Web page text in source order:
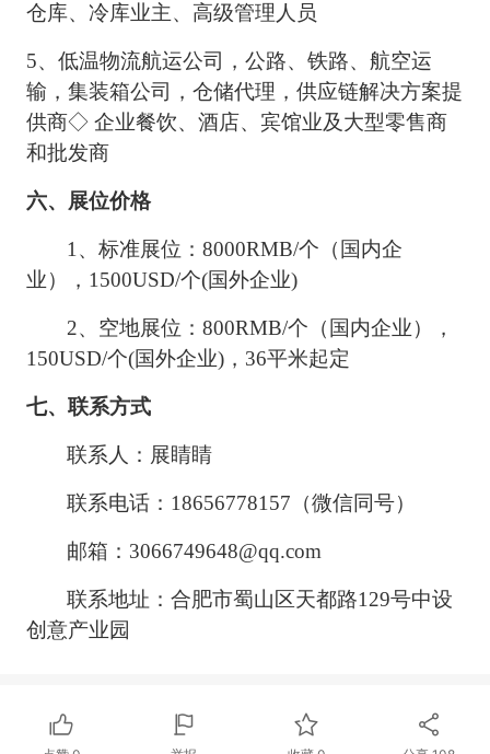
仓库、冷库业主、高级管理人员
5、 低温物流航运公司，公路、铁路、航空运
输，集装箱公司，仓储代理，供应链解决方案提
供商◇ 企业餐饮、酒店、宾馆业及大型零售商
和批发商
六、展位价格
1、标准展位：8000RMB/个（国内企
业），1500USD/个(国外企业)
2、空地展位：800RMB/个（国内企业），
150USD/个(国外企业)，36平米起定
七、联系方式
联系人：展睛睛
联系电话： 18656778157（微信同号）
邮箱： 3066749648@qq.com
联系地址：合肥市蜀山区天都路129号中设
创意产业园